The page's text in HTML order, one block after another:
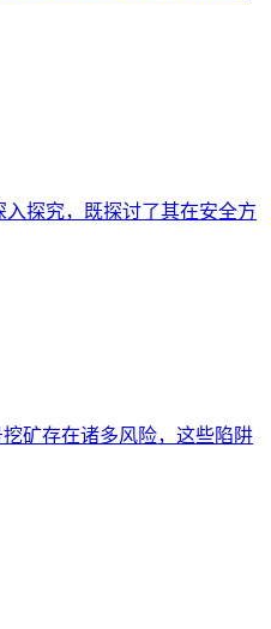
探究，既探讨了其在安全方
矿存在诸多风险，这些陷阱